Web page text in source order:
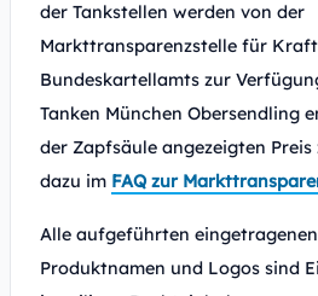
der Tankstellen werden von der
Markttransparenzstelle für
Bundeskartellamts zur
Tanken München Obersendling
der Zapfsäule angezeigten Preis
dazu im FAQ zur
Alle aufgeführten
Produktnamen und Logos sind